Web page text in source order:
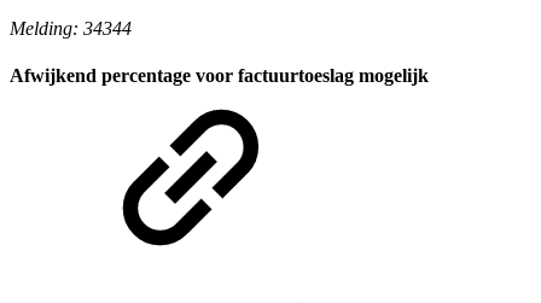
Melding: 34344
Afwijkend percentage voor factuurtoeslag mogelijk